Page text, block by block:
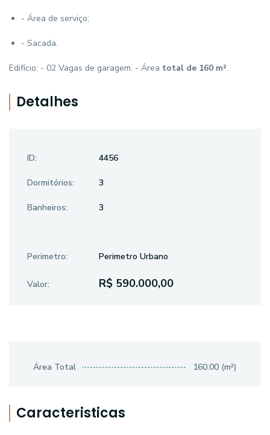
- Área de serviço;
- Sacada.
Edifício: - 02 Vagas de garagem. - Área total de 160 m².
Detalhes
ID: 4456
Dormitórios: 3
Banheiros: 3
Perimetro: Perimetro Urbano
Valor: R$ 590.000,00
Área Total 160.00 (m²)
Caracteristicas